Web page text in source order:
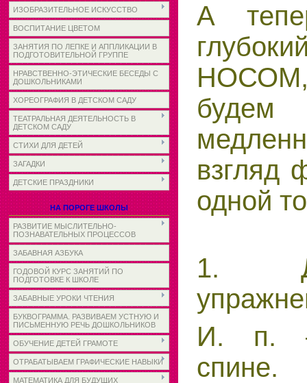
ИЗОБРАЗИТЕЛЬНОЕ ИСКУССТВО
ВОСПИТАНИЕ ЦВЕТОМ
ЗАНЯТИЯ ПО ЛЕПКЕ И АППЛИКАЦИИ В
ПОДГОТОВИТЕЛЬНОЙ ГРУППЕ
НРАВСТВЕННО-ЭТИЧЕСКИЕ БЕСЕДЫ С
ДОШКОЛЬНИКАМИ
ХОРЕОГРАФИЯ В ДЕТСКОМ САДУ
ТЕАТРАЛЬНАЯ ДЕЯТЕЛЬНОСТЬ В
ДЕТСКОМ САДУ
СТИХИ ДЛЯ ДЕТЕЙ
ЗАГАДКИ
ДЕТСКИЕ ПРАЗДНИКИ
НА ПОРОГЕ ШКОЛЫ
РАЗВИТИЕ МЫСЛИТЕЛЬНО-
ПОЗНАВАТЕЛЬНЫХ ПРОЦЕССОВ
ЗАБАВНАЯ АЗБУКА
ГОДОВОЙ КУРС ЗАНЯТИЙ ПО
ПОДГОТОВКЕ К ШКОЛЕ
ЗАБАВНЫЕ УРОКИ ЧТЕНИЯ
БУКВОГРАММА. РАЗВИВАЕМ УСТНУЮ И
ПИСЬМЕННУЮ РЕЧЬ ДОШКОЛЬНИКОВ
ОБУЧЕНИЕ ДЕТЕЙ ГРАМОТЕ
ОТРАБАТЫВАЕМ ГРАФИЧЕСКИЕ НАВЫКИ
МАТЕМАТИКА ДЛЯ БУДУЩИХ
А
НОСОМ,
взгляд
одной
1.
И. п.
спине.